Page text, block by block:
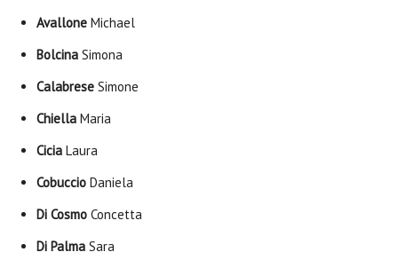
Avallone Michael
Bolcina Simona
Calabrese Simone
Chiella Maria
Cicia Laura
Cobuccio Daniela
Di Cosmo Concetta
Di Palma Sara